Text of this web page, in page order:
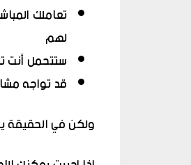
تعاملك
لهم
ستتحمل أنت
قد تواجه
ولكن في الحقيقة